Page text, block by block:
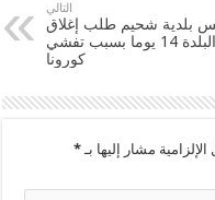
التالي
بلدية شحيم طلب إغلاق
مدارس البلدة 14 يوما بسبب تفشي
كورونا
الإلزامية مشار إليها بـ*